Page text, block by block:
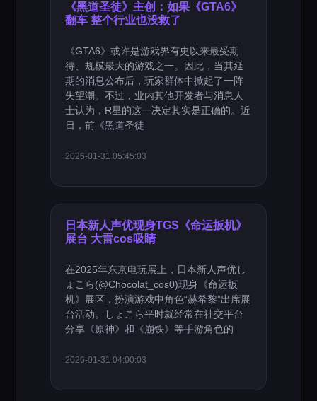
《黑道圣徒》主创：如果《GTA6》
翻车 整个行业也没救了
《GTA6》或许是游戏界有史以来最受期
待、规模最大的游戏之一。因此，当其延
期的消息公布后，玩家群体中掀起了一阵
失望潮。不过，业内其他开发者与消息人
士认为，R星的这一决定其实是正确的。近
日，前《黑道圣徒
2026-01-31 05:45:03
日本新人声优现身TGS《命运扳机》
展台 大雷cos吸睛
在2025年东京电玩展上，日本新人声优し
ょこら(@Chocolat_cos0)现身《命运扳
机》展区，扮演游戏中角色“赫希黎”出席展
台活动。しょこら平时就经常在社交平台
分享《原神》和《崩铁》等手游角色的
2026-01-31 04:00:03